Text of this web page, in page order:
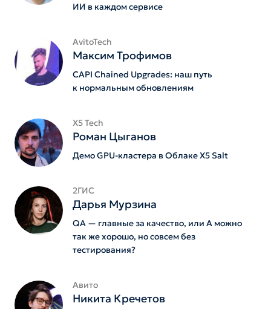
ИИ в каждом сервисе
AvitoTech
Максим Трофимов
CAPI Chained Upgrades: наш путь
к нормальным обновлениям
X5 Tech
Роман Цыганов
Демо GPU-кластера в Облаке X5 Salt
2ГИС
Дарья Мурзина
QA — главные за качество, или А можно
так же хорошо, но совсем без
тестирования?
Авито
Никита Кречетов